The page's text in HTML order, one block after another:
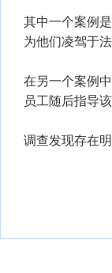
其中一个案例
为他们凌驾于
在另一个案例
员工随后指导
调查发现存在